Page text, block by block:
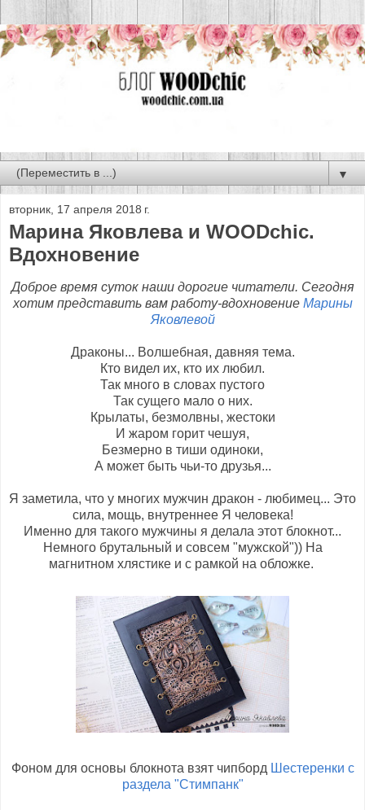
▼
вторник, 17 апреля 2018 г.
Марина Яковлева и WOODchic.
Вдохновение
Доброе время суток наши дорогие читатели. Сегодня
хотим представить вам работу-вдохновение Марины
Яковлевой
Драконы... Волшебная, давняя тема.
Кто видел их, кто их любил.
Так много в словах пустого
Так сущего мало о них.
Крылаты, безмолвны, жестоки
И жаром горит чешуя,
Безмерно в тиши одиноки,
А может быть чьи-то друзья...
Я заметила, что у многих мужчин дракон - любимец... Это
сила, мощь, внутреннее Я человека!
Именно для такого мужчины я делала этот блокнот...
Немного брутальный и совсем "мужской")) На
магнитном хлястике и с рамкой на обложке.
Фоном для основы блокнота взят чипборд Шестеренки с
раздела "Стимпанк"